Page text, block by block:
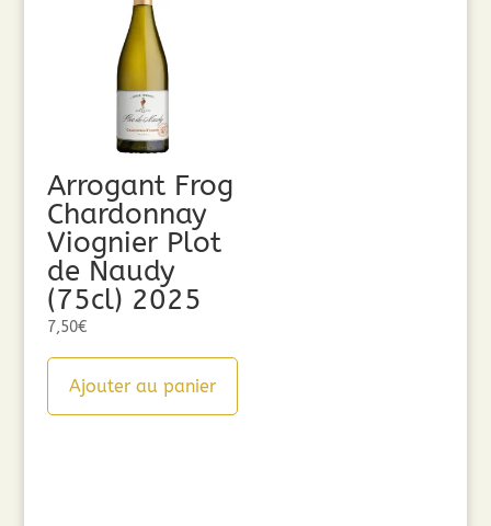
Arrogant Frog
Chardonnay
Viognier Plot
de Naudy
(75cl) 2025
7,50€
Ajouter au panier